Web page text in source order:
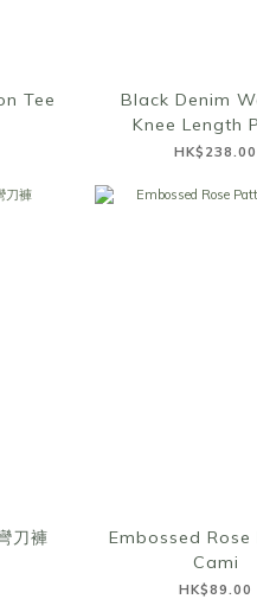
Tee
Black Denim
Knee Length
HK$238.00
刀褲
Embossed
Cami
HK$89.00